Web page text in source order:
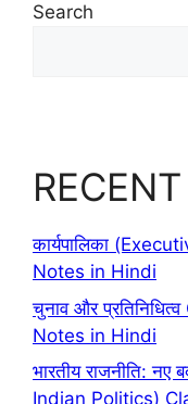
Search
कार्यपालिका
Notes in Hindi
चुनाव और
Notes in Hindi
भारतीय राजनीति:
Indian Politics)